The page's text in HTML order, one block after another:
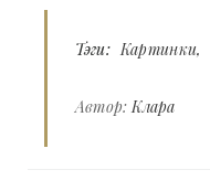
Тэги: Картинки
Автор:Клара